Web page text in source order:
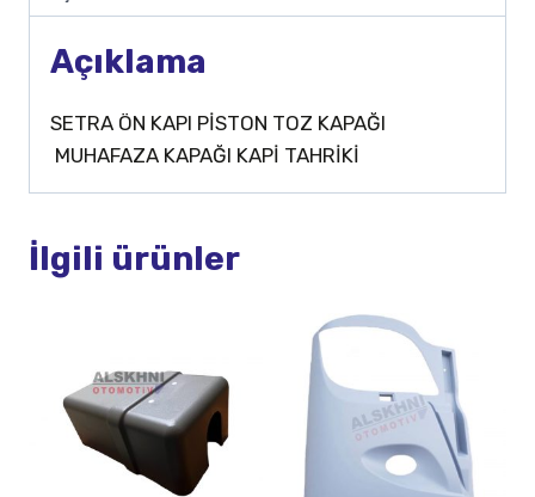
Açıklama
SETRA ÖN KAPI PİSTON TOZ KAPAĞI
MUHAFAZA KAPAĞI KAPİ TAHRİKİ
İlgili ürünler